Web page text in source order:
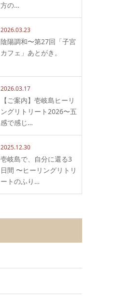
方の…
2026.03.23
陰陽調和〜第27回「子宮
カフェ」あとがき。
2026.03.17
【ご案内】壱岐島ヒーリ
ングリトリート2026〜五
感で感じ…
2025.12.30
壱岐島で、自分に還る3
日間 〜ヒーリングリトリ
ートのふり…